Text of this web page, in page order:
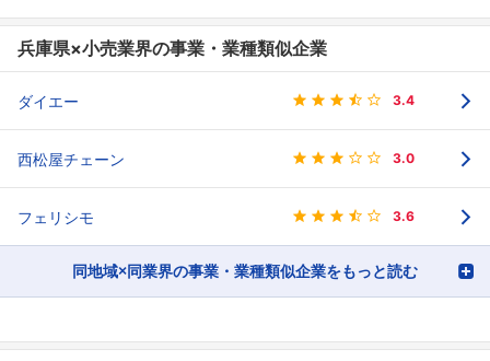
兵庫県×小売業界の事業・業種類似企業
ダイエー 3.4
西松屋チェーン 3.0
フェリシモ 3.6
同地域×同業界の事業・業種類似企業をもっと読む